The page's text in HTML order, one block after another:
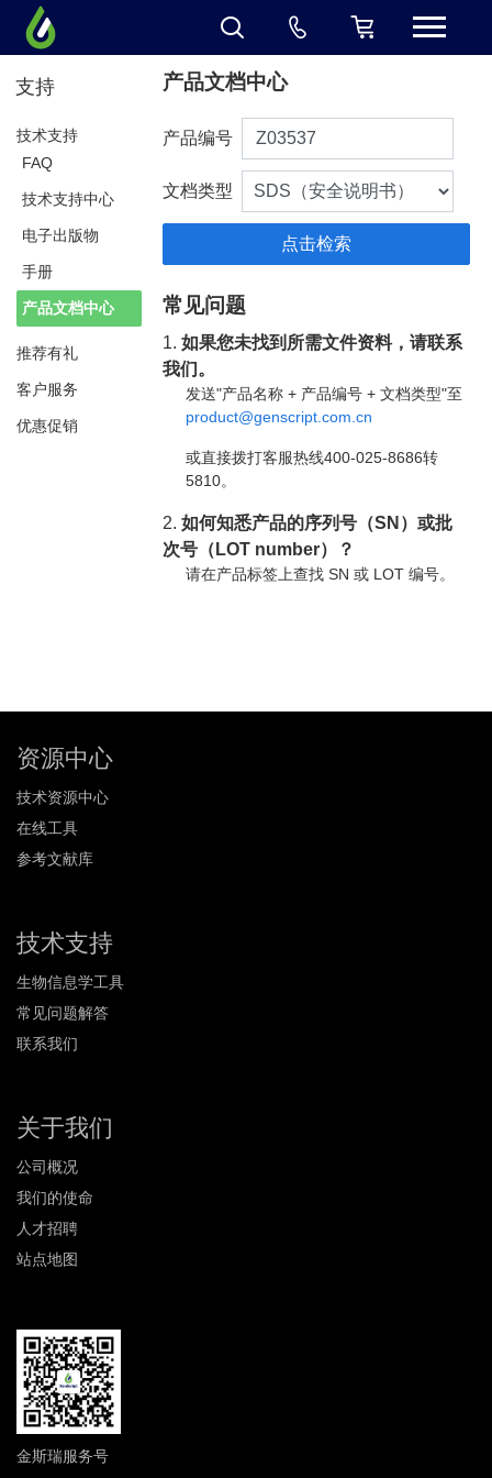
支持
技术支持
FAQ
技术支持中心
电子出版物
手册
产品文档中心
推荐有礼
客户服务
优惠促销
产品文档中心
产品编号
文档类型
常见问题
1.如果您未找到所需文件资料，请联系
我们。
发送"产品名称 + 产品编号 + 文档类型"至
product@genscript.com.cn
或直接拨打客服热线400-025-8686转
5810。
2.如何知悉产品的序列号（SN）或批
次号（LOT number）？
请在产品标签上查找 SN 或 LOT 编号。
资源中心
技术资源中心
在线工具
参考文献库
技术支持
生物信息学工具
常见问题解答
联系我们
关于我们
公司概况
我们的使命
人才招聘
站点地图
金斯瑞服务号